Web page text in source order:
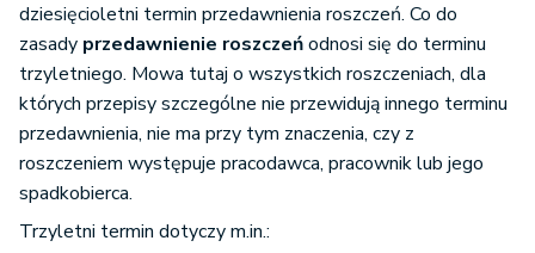
dziesięcioletni termin przedawnienia roszczeń. Co do
zasady przedawnienie roszczeńodnosi się do terminu
trzyletniego. Mowa tutaj o wszystkich roszczeniach, dla
których przepisy szczególne nie przewidują innego terminu
przedawnienia, nie ma przy tym znaczenia, czy z
roszczeniem występuje pracodawca, pracownik lub jego
spadkobierca.
Trzyletni termin dotyczy m.in.: